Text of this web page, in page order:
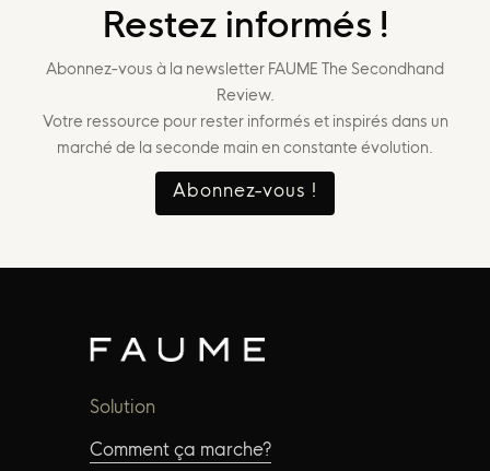
Restez informés !
Abonnez-vous à la newsletter FAUME The Secondhand
Review.
Votre ressource pour rester informés et inspirés dans un
marché de la seconde main en constante évolution.
Abonnez-vous !
Solution
Comment ça marche?